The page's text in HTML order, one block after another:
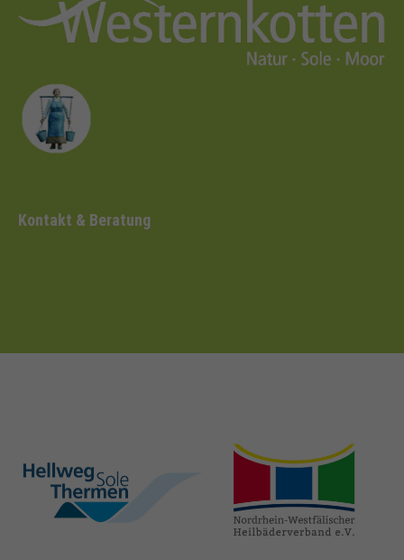
Kontakt & Beratung
hellweg-sole-
thermen.de
heilbaeder.de